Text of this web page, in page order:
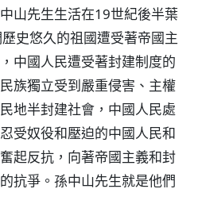
山先生生活在19世紀後半葉
史悠久的祖國遭受著帝國主
中國人民遭受著封建制度的
族獨立受到嚴重侵害、主權
地半封建社會，中國人民處
受奴役和壓迫的中國人民和
起反抗，向著帝國主義和封
抗爭。孫中山先生就是他們